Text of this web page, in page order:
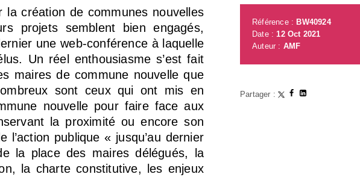
la création de communes nouvelles
projets semblent bien engagés,
une web-conférence à laquelle
Un réel enthousiasme s’est fait
maires de commune nouvelle que
sont ceux qui ont mis en
nouvelle pour faire face aux
la proximité ou encore son
l’action publique « jusqu’au dernier
la place des maires délégués, la
la charte constitutive, les enjeux
Référence : BW40924
Date :12 Oct 2021
Auteur : AMF
Partager :